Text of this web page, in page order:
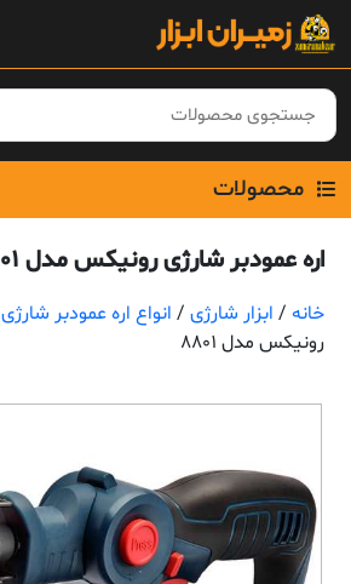
Skip
content
محصولات
اره عمودبر شارژی رونیکس مدل 8801
خانه / ابزار شارژی / انواع اره عمودبر شارژی
رونیکس مدل 8801